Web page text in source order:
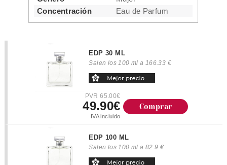
Concentración
Eau de Parfum
EDP 30 ML
Salen los 100 ml a 166.33 €
PVR 65.00€
49.90€
IVA incluido
Comprar
EDP 100 ML
Salen los 100 ml a 82.9 €